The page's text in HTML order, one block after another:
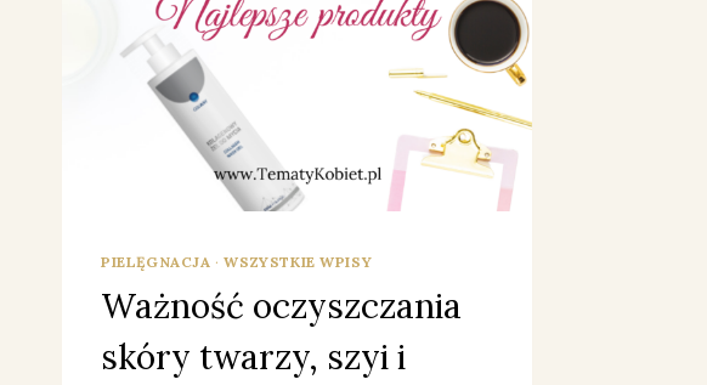
PIELĘGNACJA ·WSZYSTKIE WPISY
Ważność oczyszczania
skóry twarzy, szyi i